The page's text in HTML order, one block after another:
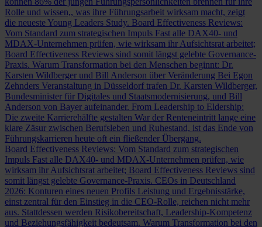
Rolle und wissen,, was ihre Führungsarbeit wirksam macht, zeigt
die neueste Young Leaders Study. Board Effectiveness Reviews:
Vom Standard zum strategischen Impuls Fast alle DAX40- und
MDAX-Unternehmen prüfen, wie wirksam ihr Aufsichtsrat arbeitet;
Board Effectiveness Reviews sind somit längst gelebte Governance-
Praxis. Warum Transformation bei den Menschen beginnt: Dr.
Karsten Wildberger und Bill Anderson über Veränderung Bei Egon
Zehnders Veranstaltung in Düsseldorf trafen Dr. Karsten Wildberger,
Bundesminister für Digitales und Staatsmodernisierung, und Bill
Anderson von Bayer aufeinander. From Leadership to Eldership:
Die zweite Karrierehälfte gestalten War der Renteneintritt lange eine
klare Zäsur zwischen Berufsleben und Ruhestand, ist das Ende von
Führungskarrieren heute oft ein fließender Übergang.
Board Effectiveness Reviews: Vom Standard zum strategischen
Impuls Fast alle DAX40- und MDAX-Unternehmen prüfen, wie
wirksam ihr Aufsichtsrat arbeitet; Board Effectiveness Reviews sind
somit längst gelebte Governance-Praxis. CEOs in Deutschland
2026: Konturen eines neuen Profils Leistung und Ergebnisstärke,
einst zentral für den Einstieg in die CEO-Rolle, reichen nicht mehr
aus. Stattdessen werden Risikobereitschaft, Leadership-Kompetenz
und Beziehungsfähigkeit bedeutsam. Warum Transformation bei den